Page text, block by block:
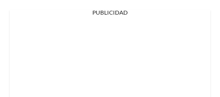
PUBLICIDAD